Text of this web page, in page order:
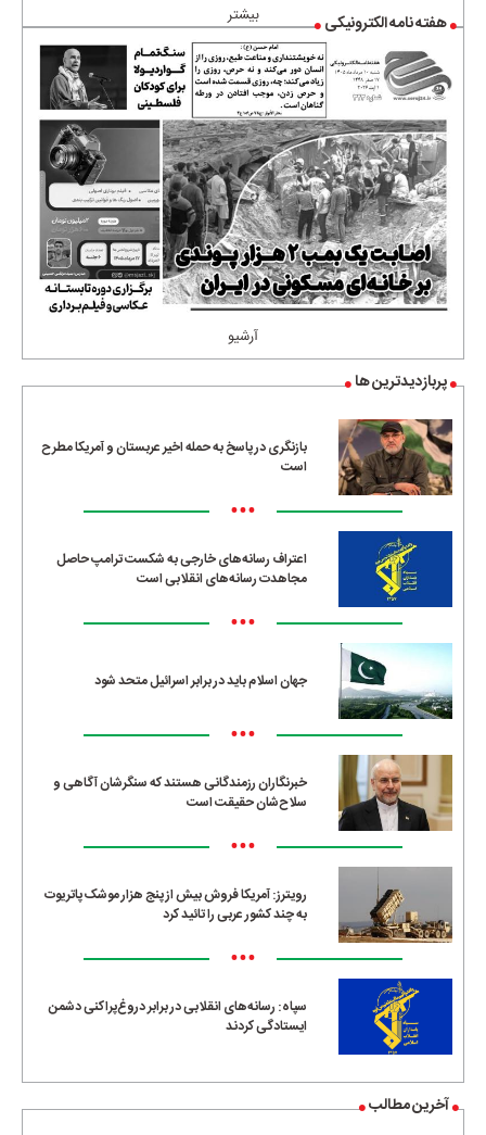
بیشتر هفته نامه الکترونیکی
آرشیو
پربازدیدترین ها
بازنگری در پاسخ به حمله اخیر عربستان و آمریکا مطرح
است
•••
اعتراف رسانه‌های خارجی به شکست ترامپ حاصل
مجاهدت رسانه‌های انقلابی است
•••
جهان اسلام باید در برابر اسرائیل متحد شود
•••
خبرنگاران رزمندگانی هستند که سنگرشان آگاهی و
سلاح‌شان حقیقت است
•••
رویترز: آمریکا فروش بیش از پنج هزار موشک پاتریوت
به چند کشور عربی را تائید کرد
•••
سپاه: رسانه‌های انقلابی در برابر دروغ‌پراکنی دشمن
ایستادگی کردند
آخرین مطالب